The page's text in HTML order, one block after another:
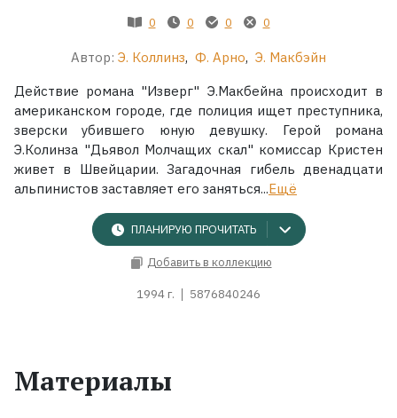
0 0 0 0
Автор: Э. Коллинз, Ф. Арно, Э. Макбэйн
Действие романа "Изверг" Э.Макбейна происходит в
американском городе, где полиция ищет преступника,
зверски убившего юную девушку. Герой романа
Э.Колинза "Дьявол Молчащих скал" комиссар Кристен
живет в Швейцарии. Загадочная гибель двенадцати
альпинистов заставляет его заняться...Ещё
ПЛАНИРУЮ ПРОЧИТАТЬ
Добавить в коллекцию
1994 г. 5876840246
Материалы